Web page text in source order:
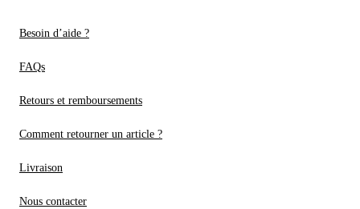
Besoin d’aide ?
FAQs
Retours et remboursements
Comment retourner un article ?
Livraison
Nous contacter